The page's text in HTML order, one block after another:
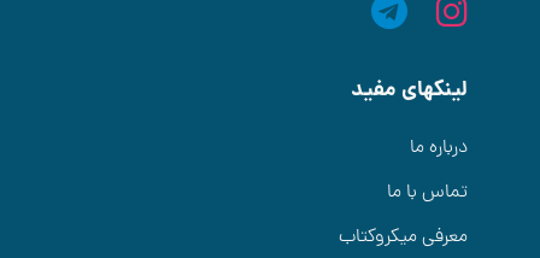
لینکهای مفید
درباره ما
تماس با ما
معرفی میکروکتاب